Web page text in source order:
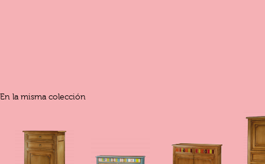
En la misma colección